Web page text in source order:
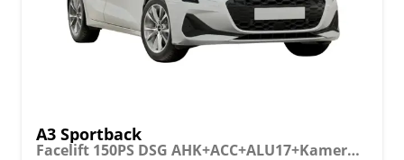
A3 Sportback
Facelift 150PS DSG AHK+ACC+ALU17+Kamera+GV3+Sitzheizung